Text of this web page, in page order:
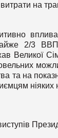
на
2/3 ВВП
Великої
та на
ніяких